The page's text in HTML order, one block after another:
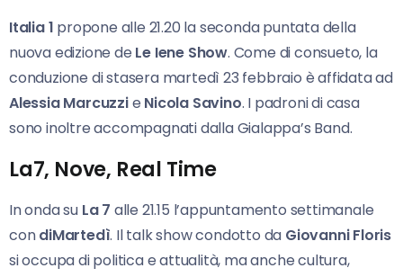
Italia 1 propone alle 21.20 la seconda puntata della
nuova edizione de Le Iene Show. Come di consueto, la
conduzione di stasera martedì 23 febbraio è affidata ad
Alessia Marcuzzie Nicola Savino. I padroni di casa
sono inoltre accompagnati dalla Gialappa’s Band.
La7, Nove, Real Time
In onda su La 7 alle 21.15 l’appuntamento settimanale
condiMartedì. Il talk show condotto da Giovanni Floris
si occupa di politica e attualità, ma anche cultura,